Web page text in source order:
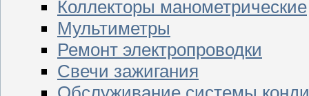
Коллекторы манометрические
Мультиметры
Ремонт электропроводки
Свечи зажигания